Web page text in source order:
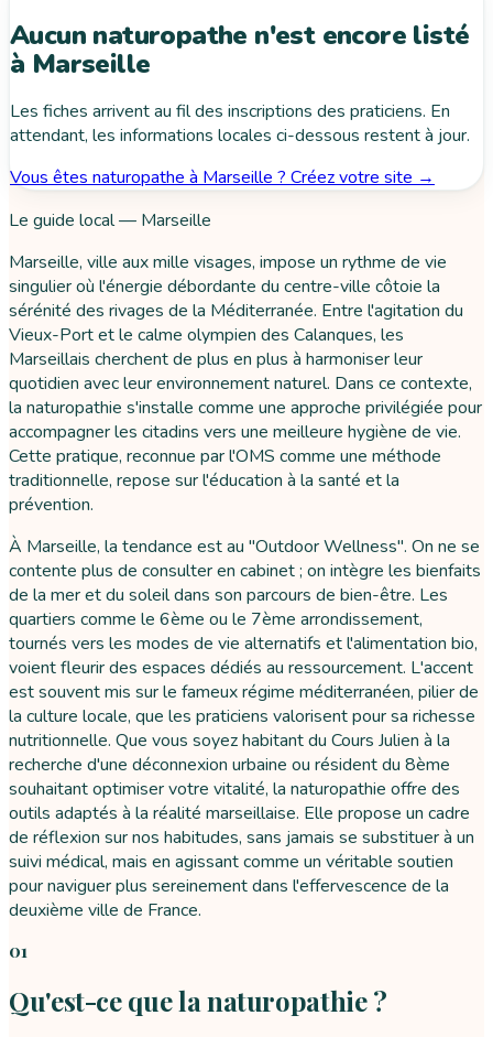
Aucun naturopathe n'est encore listé
à Marseille
Les fiches arrivent au fil des inscriptions des praticiens. En
attendant, les informations locales ci-dessous restent à jour.
Vous êtes naturopathe à Marseille ? Créez votre site →
Le guide local — Marseille
Marseille, ville aux mille visages, impose un rythme de vie
singulier où l'énergie débordante du centre-ville côtoie la
sérénité des rivages de la Méditerranée. Entre l'agitation du
Vieux-Port et le calme olympien des Calanques, les
Marseillais cherchent de plus en plus à harmoniser leur
quotidien avec leur environnement naturel. Dans ce contexte,
la naturopathie s'installe comme une approche privilégiée pour
accompagner les citadins vers une meilleure hygiène de vie.
Cette pratique, reconnue par l'OMS comme une méthode
traditionnelle, repose sur l'éducation à la santé et la
prévention.
À Marseille, la tendance est au "Outdoor Wellness". On ne se
contente plus de consulter en cabinet ; on intègre les bienfaits
de la mer et du soleil dans son parcours de bien-être. Les
quartiers comme le 6ème ou le 7ème arrondissement,
tournés vers les modes de vie alternatifs et l'alimentation bio,
voient fleurir des espaces dédiés au ressourcement. L'accent
est souvent mis sur le fameux régime méditerranéen, pilier de
la culture locale, que les praticiens valorisent pour sa richesse
nutritionnelle. Que vous soyez habitant du Cours Julien à la
recherche d'une déconnexion urbaine ou résident du 8ème
souhaitant optimiser votre vitalité, la naturopathie offre des
outils adaptés à la réalité marseillaise. Elle propose un cadre
de réflexion sur nos habitudes, sans jamais se substituer à un
suivi médical, mais en agissant comme un véritable soutien
pour naviguer plus sereinement dans l'effervescence de la
deuxième ville de France.
01
Qu'est-ce que la naturopathie ?